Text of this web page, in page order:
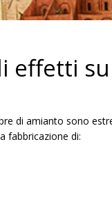
effetti
di amianto sono
fabbricazione di: